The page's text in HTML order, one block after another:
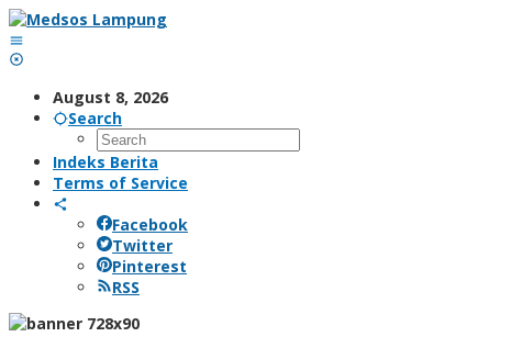
Skip
to
content
August 8, 2026
Search
Indeks Berita
Terms of Service
Facebook
Twitter
Pinterest
RSS